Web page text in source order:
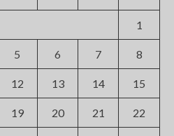
1
5 6 7 8
12 13 14 15
19 20 21 22